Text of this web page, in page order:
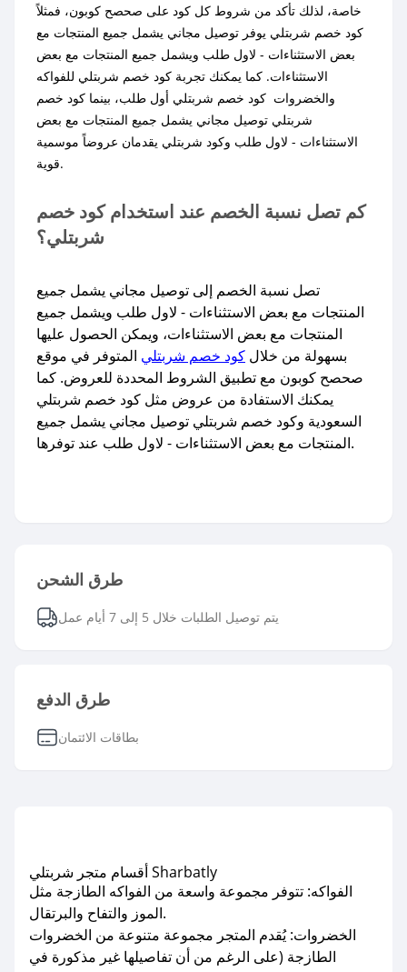
خاصة، لذلك تأكد من شروط كل كود على صحصح كوبون، فمثلاً
كود خصم شربتلي يوفر توصيل مجاني يشمل جميع المنتجات مع
بعض الاستثناءات - لاول طلب ويشمل جميع المنتجات مع بعض
الاستثناءات. كما يمكنك تجربة كود خصم شربتلي للفواكه
والخضروات كود خصم شربتلي أول طلب، بينما كود خصم
شربتلي توصيل مجاني يشمل جميع المنتجات مع بعض
الاستثناءات - لاول طلب وكود شربتلي يقدمان عروضاً موسمية
قوية.
كم تصل نسبة الخصم عند استخدام كود خصم
شربتلي؟
تصل نسبة الخصم إلى توصيل مجاني يشمل جميع
المنتجات مع بعض الاستثناءات - لاول طلب ويشمل جميع
المنتجات مع بعض الاستثناءات، ويمكن الحصول عليها
بسهولة من خلال كود خصم شربتلي المتوفر في موقع
صحصح كوبون مع تطبيق الشروط المحددة للعروض. كما
يمكنك الاستفادة من عروض مثل كود خصم شربتلي
السعودية وكود خصم شربتلي توصيل مجاني يشمل جميع
المنتجات مع بعض الاستثناءات - لاول طلب عند توفرها.
طرق الشحن
يتم توصيل الطلبات خلال 5 إلى 7 أيام عمل
طرق الدفع
بطاقات الائتمان
أقسام متجر شربتلي Sharbatly
الفواكه: تتوفر مجموعة واسعة من الفواكه الطازجة مثل
الموز والتفاح والبرتقال.
الخضروات: يُقدم المتجر مجموعة متنوعة من الخضروات
الطازجة (على الرغم من أن تفاصيلها غير مذكورة في